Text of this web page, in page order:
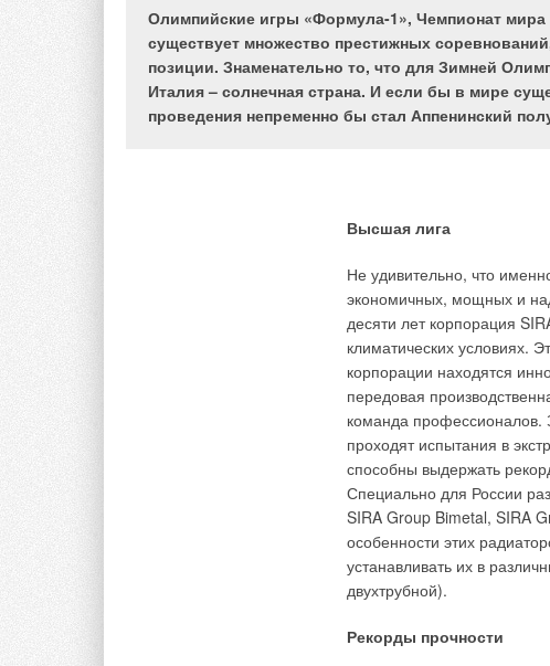
Олимпийские игры «Формула-1», Чемпионат
существует множество престижных
позиции. Знаменательно то, что для Зимней
Италия – солнечная страна. И если бы в мире
проведения непременно бы стал Аппенинский
Высшая лига
Не удивительно, что
экономичных, мощных и
десяти лет корпорация
климатических условиях.
корпорации находятся
передовая
команда профессионалов.
проходят испытания в
способны выдержать
Специально для России
SIRA Group Bimetal, SIRA
особенности этих
устанавливать их в
двухтрубной).
Рекорды прочности
Усовершенствуются
придерживаясь заданного
создают благоприятную
кислоты, что приводит к
меньшей степени, но все
имеющие на своей
конструкции приводит к
угарного газа в дом.
Чтобы избежать
разработан полимерный
которые помогут
FURANFLEX — это
и абсолютно гладкую
скапливание
Полимерный материал
кислотостойкостью и